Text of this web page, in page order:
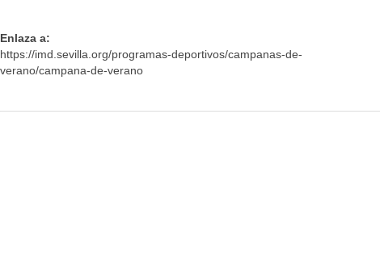
Enlaza a:
https://imd.sevilla.org/programas-deportivos/campanas-de-
verano/campana-de-verano